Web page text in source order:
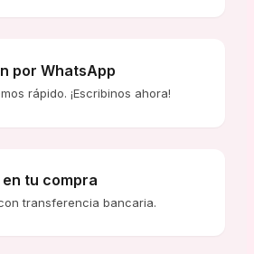
por WhatsApp
rápido. ¡Escribinos ahora!
tu compra
transferencia bancaria.